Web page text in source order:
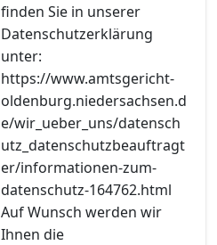
finden Sie in unserer
Datenschutzerklärung
unter:
https://www.amtsgericht-
oldenburg.niedersachsen.d
e/wir_ueber_uns/datensch
utz_datenschutzbeauftragt
er/informationen-zum-
datenschutz-164762.html
Auf Wunsch werden wir
Ihnen die